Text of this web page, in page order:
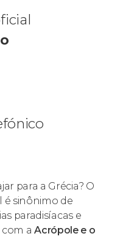
para a Grécia? O
é sinônimo de
paradisíacas e
com aAcrópole e o